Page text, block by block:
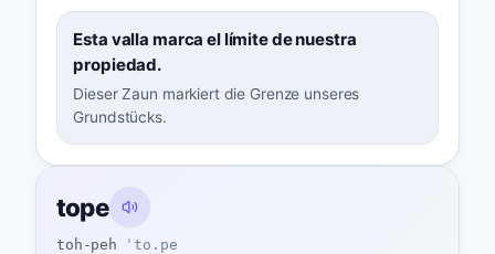
Esta valla marca el límite de nuestra
propiedad.
Dieser Zaun markiert die Grenze unseres
Grundstücks.
tope
toh-peh ˈto.pe